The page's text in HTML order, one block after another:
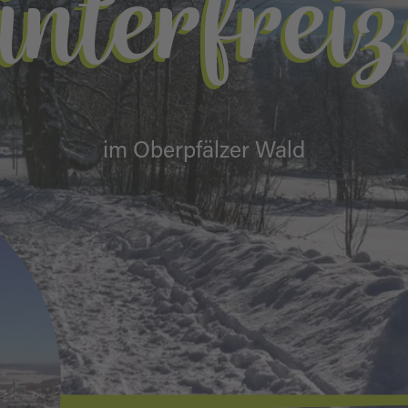
im Oberpfälzer Wald